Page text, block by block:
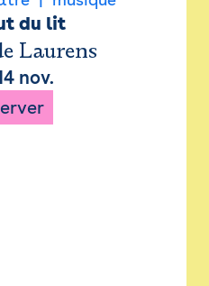
du lit
Laurens
nov.